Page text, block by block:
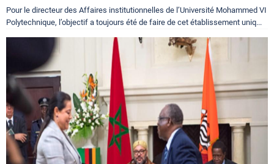
Pour le directeur des Affaires institutionnelles de l’Université Mohammed VI
Polytechnique, l’objectif a toujours été de faire de cet établissement uniq...